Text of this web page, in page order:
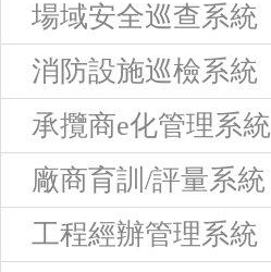
場域安全巡查系統
消防設施巡檢系統
承攬商e化管理系統
廠商育訓/評量系統
工程經辦管理系統